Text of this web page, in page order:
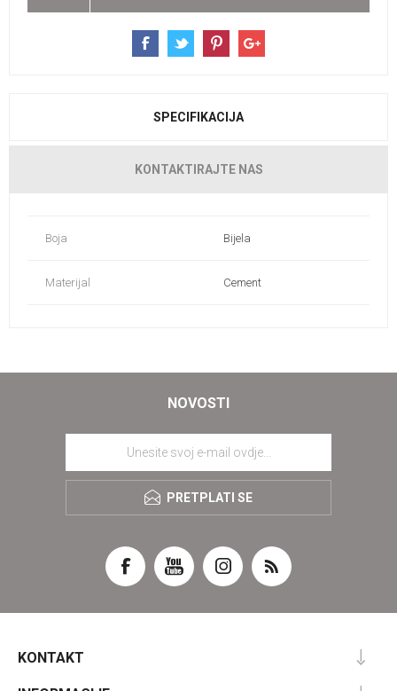
SPECIFIKACIJA
KONTAKTIRAJTE NAS
Boja Bijela
Materijal Cement
NOVOSTI
PRETPLATI SE
KONTAKT